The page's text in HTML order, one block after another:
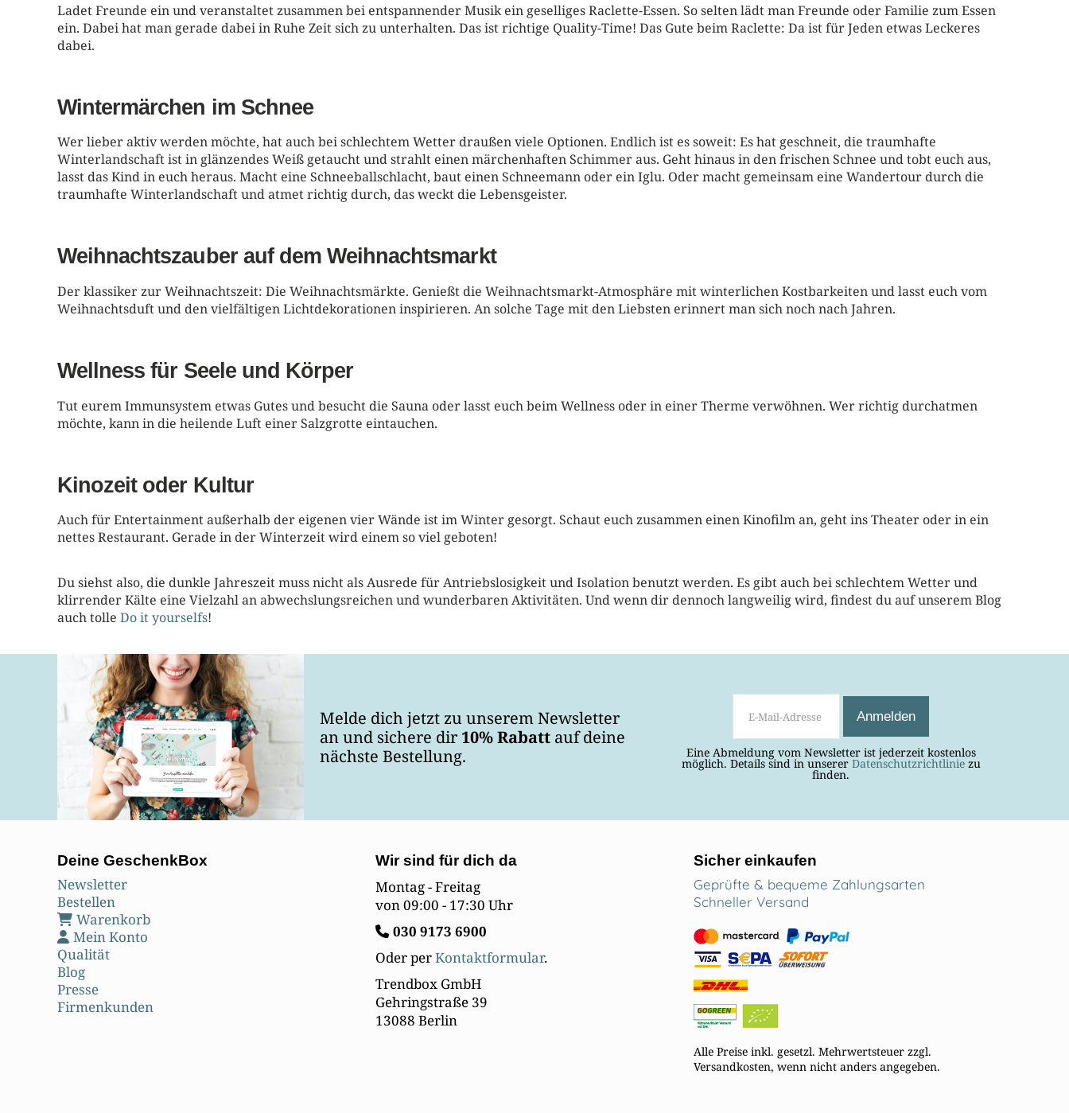
Ladet Freunde ein und veranstaltet zusammen bei entspannender Musik ein geselliges Raclette-Essen. So selten lädt man Freunde oder Familie zum Essen
ein. Dabei hat man gerade dabei in Ruhe Zeit sich zu unterhalten. Das ist richtige Quality-Time! Das Gute beim Raclette: Da ist für Jeden etwas Leckeres
dabei.
Wintermärchen im Schnee
Wer lieber aktiv werden möchte, hat auch bei schlechtem Wetter draußen viele Optionen. Endlich ist es soweit: Es hat geschneit, die traumhafte
Winterlandschaft ist in glänzendes Weiß getaucht und strahlt einen märchenhaften Schimmer aus. Geht hinaus in den frischen Schnee und tobt euch aus,
lasst das Kind in euch heraus. Macht eine Schneeballschlacht, baut einen Schneemann oder ein Iglu. Oder macht gemeinsam eine Wandertour durch die
traumhafte Winterlandschaft und atmet richtig durch, das weckt die Lebensgeister.
Weihnachtszauber auf dem Weihnachtsmarkt
Der klassiker zur Weihnachtszeit: Die Weihnachtsmärkte. Genießt die Weihnachtsmarkt-Atmosphäre mit winterlichen Kostbarkeiten und lasst euch vom
Weihnachtsduft und den vielfältigen Lichtdekorationen inspirieren. An solche Tage mit den Liebsten erinnert man sich noch nach Jahren.
Wellness für Seele und Körper
Tut eurem Immunsystem etwas Gutes und besucht die Sauna oder lasst euch beim Wellness oder in einer Therme verwöhnen. Wer richtig durchatmen
möchte, kann in die heilende Luft einer Salzgrotte eintauchen.
Kinozeit oder Kultur
Auch für Entertainment außerhalb der eigenen vier Wände ist im Winter gesorgt. Schaut euch zusammen einen Kinofilm an, geht ins Theater oder in ein
nettes Restaurant. Gerade in der Winterzeit wird einem so viel geboten!
Du siehst also, die dunkle Jahreszeit muss nicht als Ausrede für Antriebslosigkeit und Isolation benutzt werden. Es gibt auch bei schlechtem Wetter und
klirrender Kälte eine Vielzahl an abwechslungsreichen und wunderbaren Aktivitäten. Und wenn dir dennoch langweilig wird, findest du auf unserem Blog
auch tolle Do it yourselfs!
Melde dich jetzt zu unserem Newsletter
an und sichere dir 10% Rabatt auf deine
nächste Bestellung.
Eine Abmeldung vom Newsletter ist jederzeit kostenlos
möglich. Details sind in unserer Datenschutzrichtliniezu
finden.
Deine GeschenkBox
Newsletter
Bestellen
Warenkorb
Mein Konto
Qualität
Blog
Presse
Firmenkunden
Wir sind für dich da
Montag - Freitag
von 09:00 - 17:30 Uhr
030 9173 6900
Oder perKontaktformular.
Trendbox GmbH
Gehringstraße 39
13088 Berlin
Sicher einkaufen
Geprüfte & bequeme Zahlungsarten
Schneller Versand
Alle Preise inkl. gesetzl. Mehrwertsteuer zzgl.
Versandkosten, wenn nicht anders angegeben.